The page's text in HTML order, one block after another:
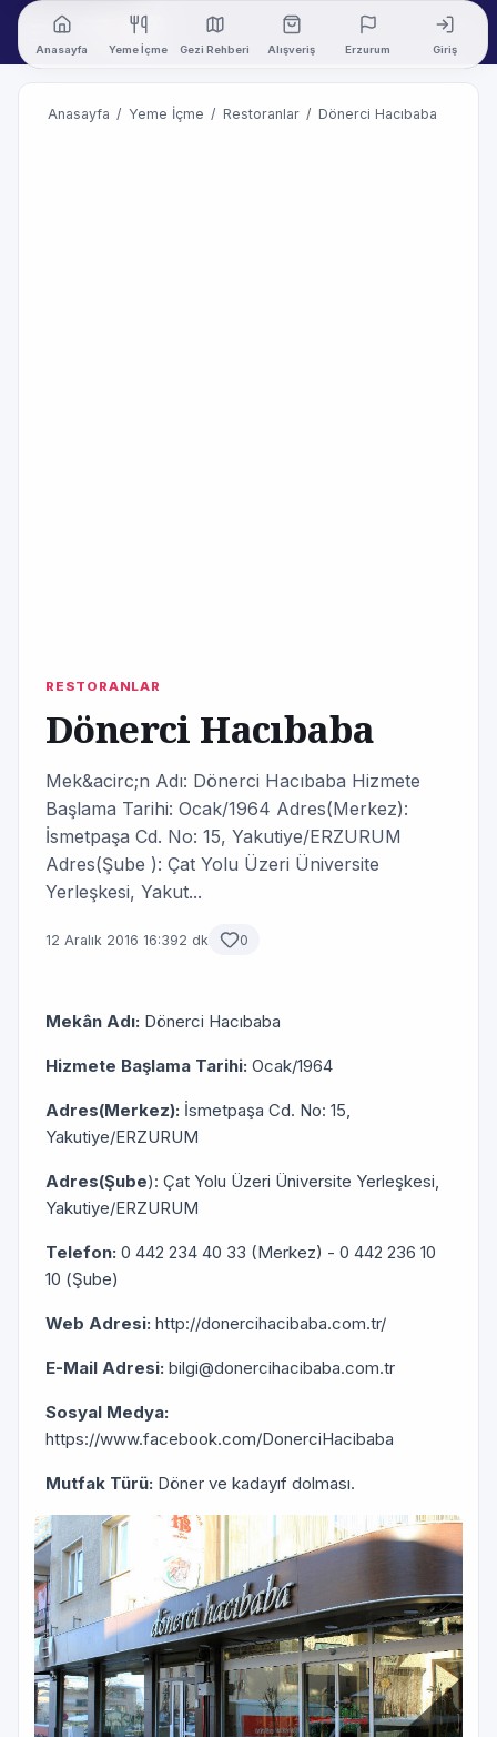
Anasayfa Yeme İçme Gezi Rehberi Alışveriş Erzurum Giriş
Anasayfa / Yeme İçme / Restoranlar / Dönerci Hacıbaba
RESTORANLAR
Dönerci Hacıbaba
Mek&acirc;n Adı: Dönerci Hacıbaba Hizmete
Başlama Tarihi: Ocak/1964 Adres(Merkez):
İsmetpaşa Cd. No: 15, Yakutiye/ERZURUM
Adres(Şube ): Çat Yolu Üzeri Üniversite
Yerleşkesi, Yakut...
12 Aralık 2016 16:392 dk 0
Mekân Adı: Dönerci Hacıbaba
Hizmete Başlama Tarihi: Ocak/1964
Adres(Merkez): İsmetpaşa Cd. No: 15,
Yakutiye/ERZURUM
Adres(Şube): Çat Yolu Üzeri Üniversite Yerleşkesi,
Yakutiye/ERZURUM
Telefon: 0 442 234 40 33 (Merkez) - 0 442 236 10
10 (Şube)
Web Adresi: http://donercihacibaba.com.tr/
E-Mail Adresi: bilgi@donercihacibaba.com.tr
Sosyal Medya:
https://www.facebook.com/DonerciHacibaba
Mutfak Türü: Döner ve kadayıf dolması.